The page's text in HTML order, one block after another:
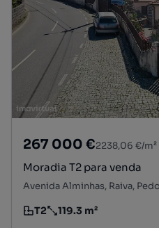
267 000 €2238,06 €/m²
Moradia T2 para venda
Tipologia
T2
Preço por metro quadrado
119.3 m²